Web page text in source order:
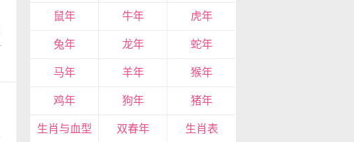
鼠年 牛年 虎年
兔年 龙年 蛇年
马年 羊年 猴年
鸡年 狗年 猪年
生肖与血型 双春年 生肖表